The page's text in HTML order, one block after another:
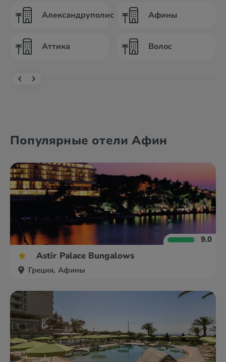
Александруполис
Аттика
Афины
Волос
Популярные отели Афин
9.0
Astir Palace Bungalows
Греция, Афины